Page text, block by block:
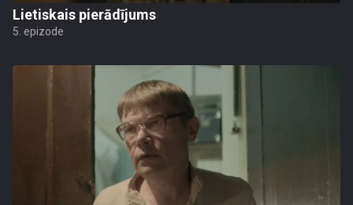
Lietiskais pierādījums
5. epizode